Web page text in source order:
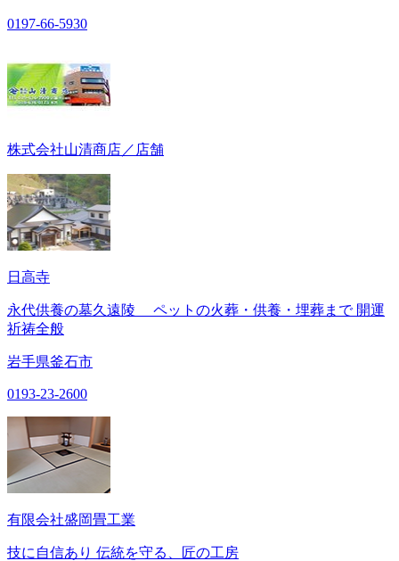
0197-66-5930
株式会社山清商店／店舗
日高寺
永代供養の墓久遠陵 ペットの火葬・供養・埋葬まで 開運
祈祷全般
岩手県釜石市
0193-23-2600
有限会社盛岡畳工業
技に自信あり 伝統を守る、匠の工房